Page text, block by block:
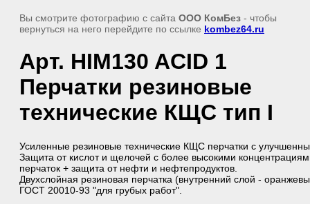
Вы смотрите фотографию с сайта ООО КомБез - чтобы
вернуться на него перейдите по ссылке kombez64.ru
Арт. HIM130 ACID 1
Перчатки резиновые
технические КЩС тип I
Усиленные резиновые технические КЩС перчатки с
Защита от кислот и щелочей с более высокими
перчаток + защита от нефти и нефтепродуктов.
Двухслойная резиновая перчатка (внутренний слой -
ГОСТ 20010-93 "для грубых работ".